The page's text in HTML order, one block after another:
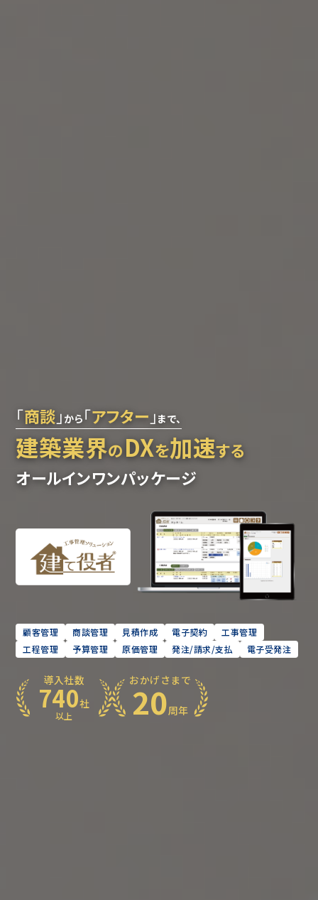
「商談 」 から 「アフター 」 まで、
建築業界のDXを加速する
オールインワンパッケージ
顧客管理 商談管理 見積作成 電子契約
工事管理
工程管理
予算管理 原価管理 発注/請求/支払 電子受発注
導入社数
740社
以上
おかげさまで
20周年